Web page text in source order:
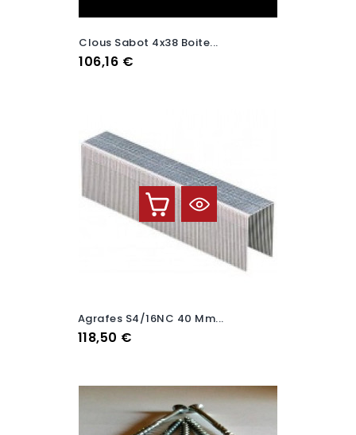
Clous Sabot 4x38 Boite...
Prix
106,16 €
Agrafes S4/16NC 40 Mm...
Prix
118,50 €